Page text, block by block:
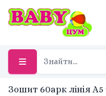
Зошит 60арк лінія